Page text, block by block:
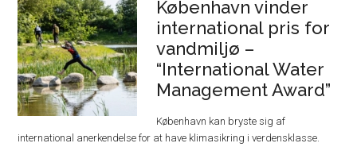
København vinder
international pris for
vandmiljø –
“International Water
Management Award”
København kan bryste sig af
international anerkendelse for at have klimasikring i verdensklasse.